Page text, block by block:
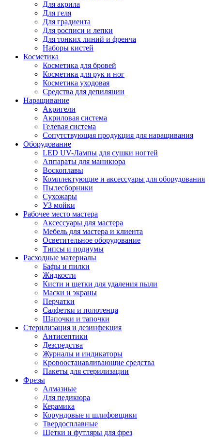
Для акрила
Для геля
Для градиента
Для росписи и лепки
Для тонких линий и френча
Наборы кистей
Косметика
Косметика для бровей
Косметика для рук и ног
Косметика уходовая
Средства для депиляции
Наращивание
Акригели
Акриловая система
Гелевая система
Сопутствующая продукция для наращивания
Оборудование
LED UV-Лампы для сушки ногтей
Аппараты для маникюра
Воскоплавы
Комплектующие и аксессуары для оборудования
Пылесборники
Сухожары
УЗ мойки
Рабочее место мастера
Аксессуары для мастера
Мебель для мастера и клиента
Осветительное оборудование
Типсы и подиумы
Расходные материалы
Бафы и пилки
Жидкости
Кисти и щетки для удаления пыли
Маски и экраны
Перчатки
Салфетки и полотенца
Шапочки и тапочки
Стерилизация и дезинфекция
Антисептики
Дезсредства
Журналы и индикаторы
Кровоостанавливающие средства
Пакеты для стерилизации
Фрезы
Алмазные
Для педикюра
Керамика
Корундовые и шлифовщики
Твердосплавные
Щетки и футляры для фрез